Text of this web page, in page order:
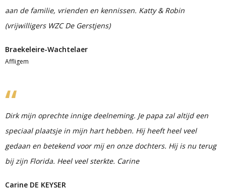
aan de familie, vrienden en kennissen. Katty & Robin
(vrijwilligers WZC De Gerstjens)
Braekeleire-Wachtelaer
Affligem
Dirk mijn oprechte innige deelneming. Je papa zal altijd een
speciaal plaatsje in mijn hart hebben. Hij heeft heel veel
gedaan en betekend voor mij en onze dochters. Hij is nu terug
bij zijn Florida. Heel veel sterkte. Carine
Carine DE KEYSER